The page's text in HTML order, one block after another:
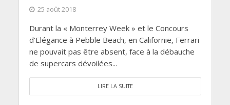
25 août 2018
Durant la « Monterrey Week » et le Concours
d’Elégance à Pebble Beach, en Californie, Ferrari
ne pouvait pas être absent, face à la débauche
de supercars dévoilées...
LIRE LA SUITE